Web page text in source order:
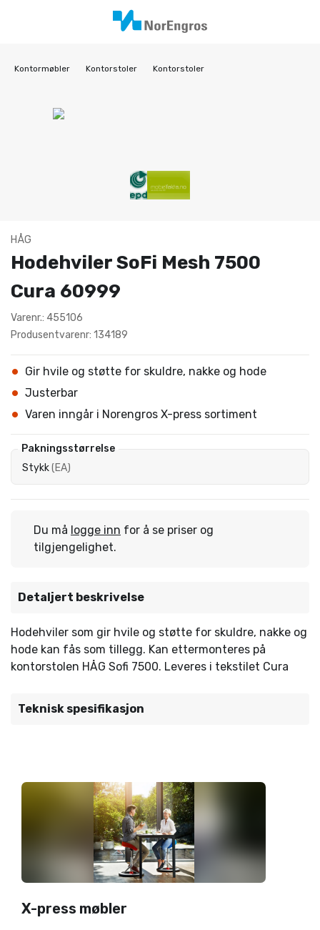
Kontormøbler Kontorstoler Kontorstoler
HÅG
Hodehviler SoFi Mesh 7500
Cura 60999
Varenr.: 455106
Produsentvarenr: 134189
Gir hvile og støtte for skuldre, nakke og hode
Justerbar
Varen inngår i Norengros X-press sortiment
Pakningsstørrelse
Stykk(EA)
Du må logge inn for å se priser og
tilgjengelighet.
Detaljert beskrivelse
Hodehviler som gir hvile og støtte for skuldre, nakke og
hode kan fås som tillegg. Kan ettermonteres på
kontorstolen HÅG Sofi 7500. Leveres i tekstilet Cura
Teknisk spesifikasjon
X-press møbler